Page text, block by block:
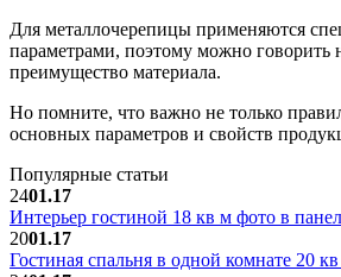
Для металлочерепицы применяются
параметрами, поэтому можно говорить
преимущество материала.
Но помните, что важно не только
основных параметров и свойств
Популярные статьи
2401.17
Интерьер гостиной 18 кв м фото в
2001.17
Гостиная спальня в одной комнате 20